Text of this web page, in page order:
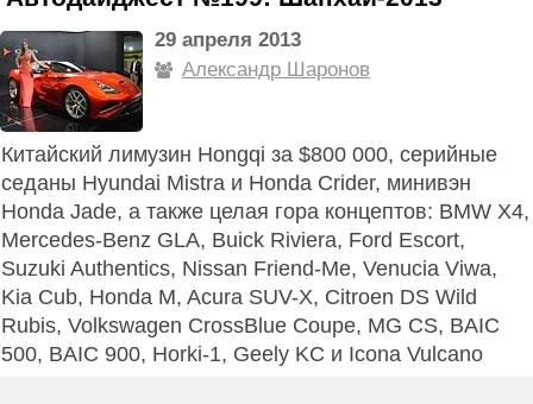
29 апреля 2013
Александр Шаронов
Китайский лимузин Hongqi за $800 000, серийные
седаны Hyundai Mistra и Honda Crider, минивэн
Honda Jade, а также целая гора концептов: BMW X4,
Mercedes-Benz GLA, Buick Riviera, Ford Escort,
Suzuki Authentics, Nissan Friend-Me, Venucia Viwa,
Kia Cub, Honda M, Acura SUV-X, Citroen DS Wild
Rubis, Volkswagen CrossBlue Coupe, MG CS, BAIC
500, BAIC 900, Horki-1, Geely KC и Icona Vulcano